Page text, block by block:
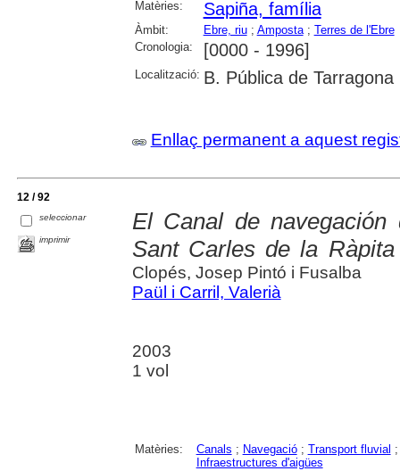
Matèries: Sapiña, família
Àmbit: Ebre, riu; Amposta; Terres de l'Ebre
Cronologia:
[0000 - 1996]
Localització: B. Pública de Tarragona
Enllaç permanent a aquest
12 / 92
seleccionar
imprimir
El Canal de
Sant Carles de la Ràpita
Clopés, Josep Pintó i Fusalba
Paül i Carril, Valerià
2003
1 vol
Matèries: Canals ; Navegació; Transport fluvial
Infraestructures d'aigües